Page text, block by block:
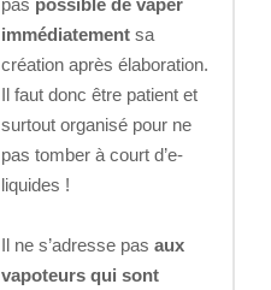
pas possible de vaper
immédiatement sa
création après élaboration.
Il faut donc être patient et
surtout organisé pour ne
pas tomber à court d’e-
liquides !
Il ne s’adresse pas aux
vapoteurs qui sont